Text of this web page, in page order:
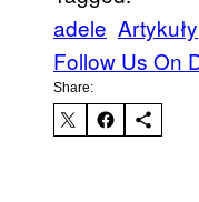
adele Artykuły
Follow Us On
Share: